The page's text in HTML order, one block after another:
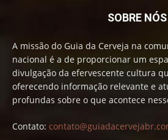
SOBRE NÓS
A missão do Guia da Cerveja na
nacional é a de proporcionar um
divulgação da efervescente cultura
oferecendo informação relevante e
profundas sobre o que acontece
Contato: